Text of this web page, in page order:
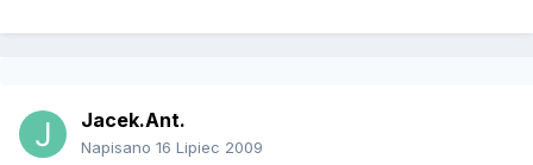
Jacek.Ant.
Napisano 16 Lipiec 2009